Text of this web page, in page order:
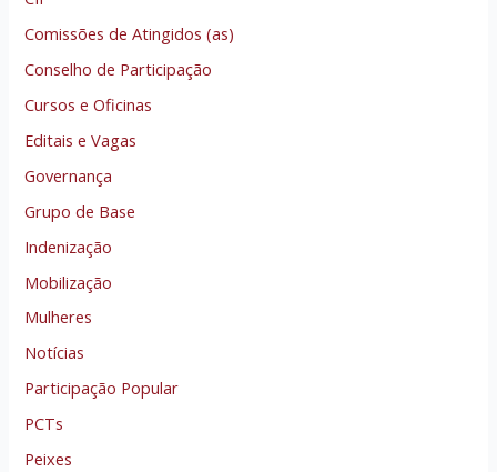
Comissões de Atingidos (as)
Conselho de Participação
Cursos e Oficinas
Editais e Vagas
Governança
Grupo de Base
Indenização
Mobilização
Mulheres
Notícias
Participação Popular
PCTs
Peixes